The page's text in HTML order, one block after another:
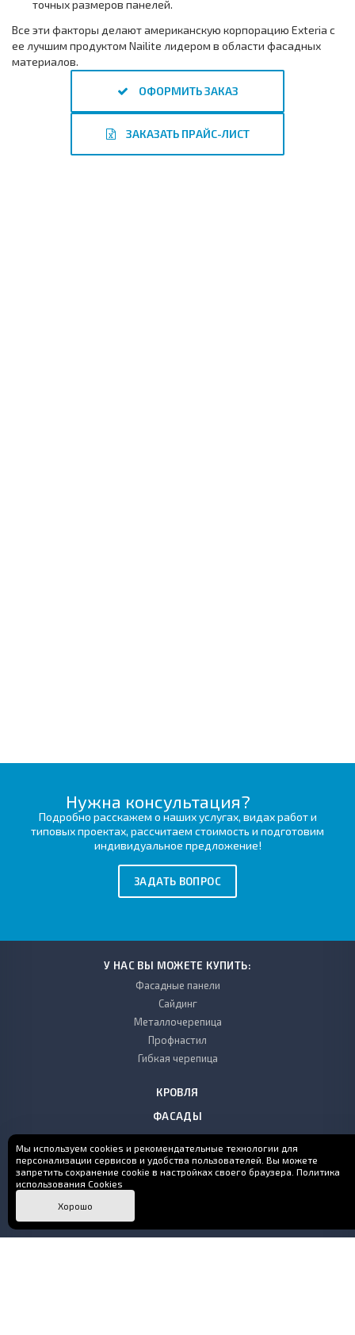
точных размеров панелей.
Все эти факторы делают американскую корпорацию Exteria с
ее лучшим продуктом Nailite лидером в области фасадных
материалов.
ОФОРМИТЬ ЗАКАЗ
ЗАКАЗАТЬ ПРАЙС-ЛИСТ
Нужна консультация?
Подробно расскажем о наших услугах, видах работ и
типовых проектах, рассчитаем стоимость и подготовим
индивидуальное предложение!
ЗАДАТЬ ВОПРОС
У НАС ВЫ МОЖЕТЕ КУПИТЬ:
Фасадные панели
Сайдинг
Металлочерепица
Профнастил
Гибкая черепица
КРОВЛЯ
ФАСАДЫ
ДОСТАВКА И ОПЛАТА
Мы используем cookies и рекомендательные технологии для
персонализации сервисов и удобства пользователей. Вы можете
запретить сохранение cookie в настройках своего браузера. Политика
использования Cookies
Хорошо